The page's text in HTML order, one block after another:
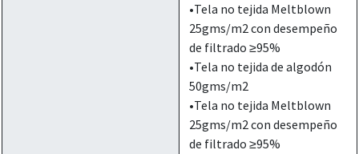
•Tela no tejida Meltblown
25gms/m2 con desempeño
de filtrado ≥95%
•Tela no tejida de algodón
50gms/m2
•Tela no tejida Meltblown
25gms/m2 con desempeño
de filtrado ≥95%